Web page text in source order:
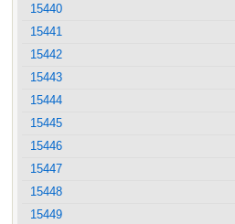
15440
15441
15442
15443
15444
15445
15446
15447
15448
15449